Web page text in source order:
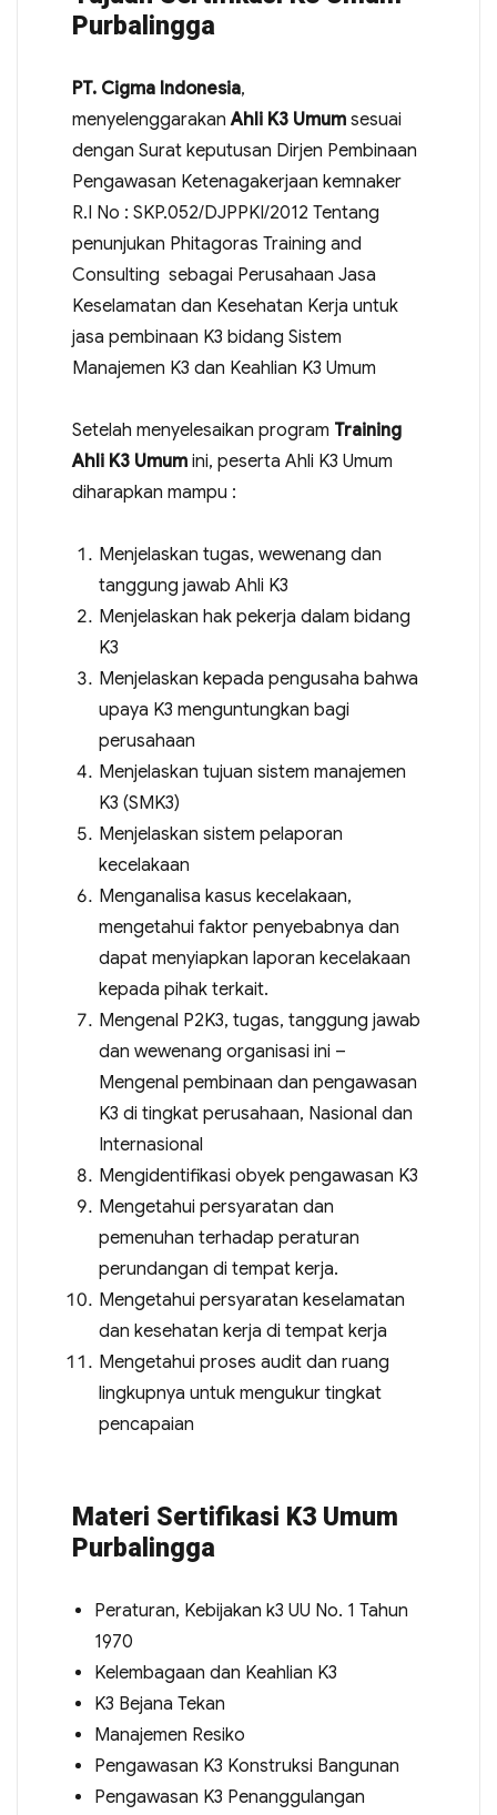
Purbalingga
PT. Cigma Indonesia,
menyelenggarakanAhli K3 Umumsesuai
dengan Surat keputusan Dirjen Pembinaan
Pengawasan Ketenagakerjaan kemnaker
R.I No : SKP.052/DJPPKI/2012 Tentang
penunjukan Phitagoras Training and
Consulting sebagai Perusahaan Jasa
Keselamatan dan Kesehatan Kerja untuk
jasa pembinaan K3 bidang Sistem
Manajemen K3 dan Keahlian K3 Umum
Setelah menyelesaikan program Training
Ahli K3 Umumini, peserta Ahli K3 Umum
diharapkan mampu :
Menjelaskan tugas, wewenang dan
tanggung jawab Ahli K3
Menjelaskan hak pekerja dalam bidang
K3
Menjelaskan kepada pengusaha bahwa
upaya K3 menguntungkan bagi
perusahaan
Menjelaskan tujuan sistem manajemen
K3 (SMK3)
Menjelaskan sistem pelaporan
kecelakaan
Menganalisa kasus kecelakaan,
mengetahui faktor penyebabnya dan
dapat menyiapkan laporan kecelakaan
kepada pihak terkait.
Mengenal P2K3, tugas, tanggung jawab
dan wewenang organisasi ini –
Mengenal pembinaan dan pengawasan
K3 di tingkat perusahaan, Nasional dan
Internasional
Mengidentifikasi obyek pengawasan K3
Mengetahui persyaratan dan
pemenuhan terhadap peraturan
perundangan di tempat kerja.
Mengetahui persyaratan keselamatan
dan kesehatan kerja di tempat kerja
Mengetahui proses audit dan ruang
lingkupnya untuk mengukur tingkat
pencapaian
Materi Sertifikasi K3 Umum
Purbalingga
Peraturan, Kebijakan k3 UU No. 1 Tahun
1970
Kelembagaan dan Keahlian K3
K3 Bejana Tekan
Manajemen Resiko
Pengawasan K3 Konstruksi Bangunan
Pengawasan K3 Penanggulangan